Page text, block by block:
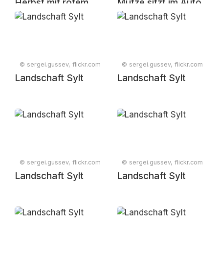
Herbst mit rotem
Ahornlaub und
Mütze sitzt im Auto
© sergei.gussev, flickr.com
Landschaft Sylt
© sergei.gussev, flickr.com
Landschaft Sylt
© sergei.gussev, flickr.com
Landschaft Sylt
© sergei.gussev, flickr.com
Landschaft Sylt